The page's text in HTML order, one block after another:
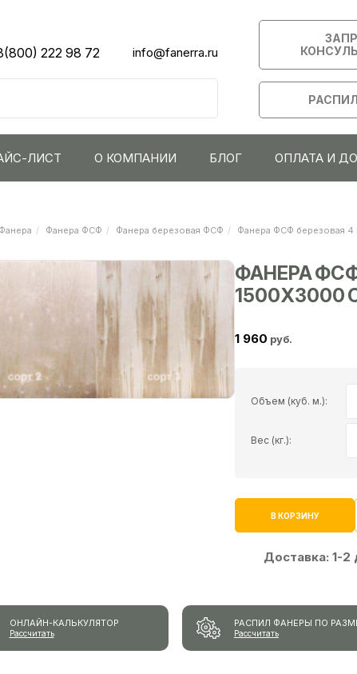
222 98 72 info@fanerra.ru
ЛИСТ О КОМПАНИИ БЛОГ ОПЛАТА И
Фанера Фанера ФСФ Фанера березовая ФСФ Фанера ФСФ березовая
ФАНЕРА
1500Х3000
1 960 руб.
Объем (куб. м.):
Вес (кг.):
В КОРЗИНУ
Доставка:1-2
ОНЛАЙН-КАЛЬКУЛЯТОР
Рассчитать
РАСПИЛ ФАНЕРЫ ПО
Рассчитать